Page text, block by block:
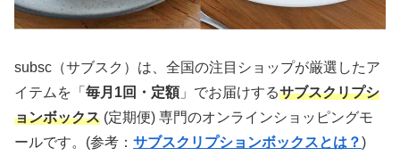
subsc（サブスク）は、全国の注目ショップが厳選したア
イテムを「 毎月1回・定額」でお届けするサブスクリプシ
ョンボックス (定期便) 専門のオンラインショッピングモ
ールです。(参考： サブスクリプションボックスとは？)